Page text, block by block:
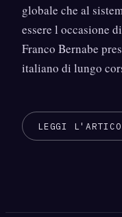
globale che al
essere l occasione
Franco Bernabe
italiano di lungo
LEGGI